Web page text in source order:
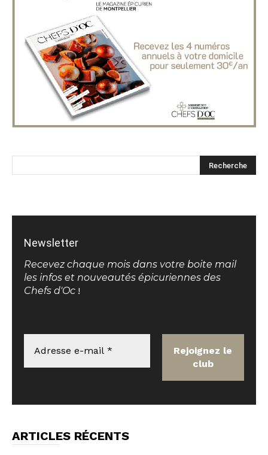
Newsletter
Recevez chaque mois dans votre boite mail
les infos et nouveautés épicuriennes des
Chefs d'Oc !
ARTICLES RÉCENTS